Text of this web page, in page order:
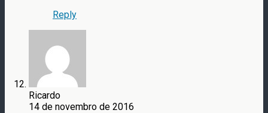
Reply
Ricardo
14 de novembro de 2016